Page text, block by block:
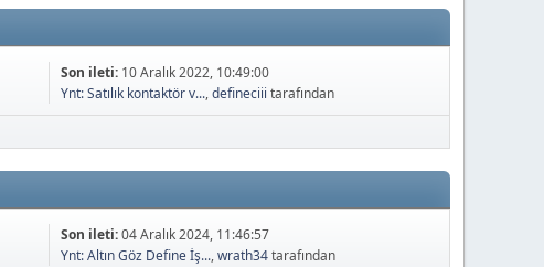
Son ileti: 10 Aralık 2022, 10:49:00
Ynt: Satılık kontaktör v...,defineciii tarafından
Son ileti:04 Aralık 2024, 11:46:57
Ynt: Altın Göz Define İş...,wrath34tarafından